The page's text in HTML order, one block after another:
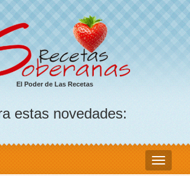
El Poder de Las Recetas
estas novedades: